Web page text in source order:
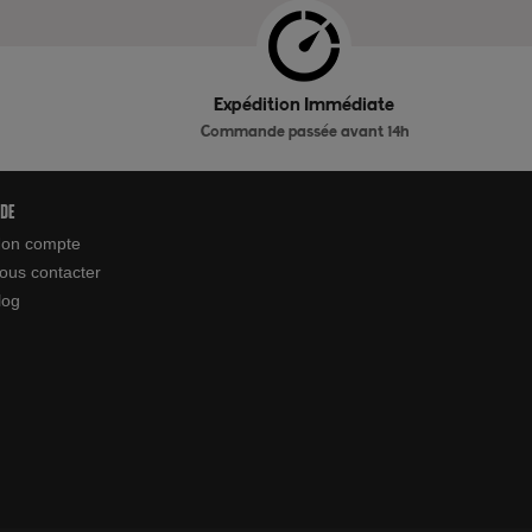
Expédition Immédiate
Commande passée avant 14h
compte
contacter